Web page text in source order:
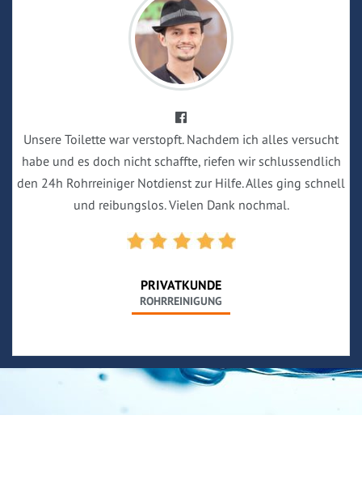
Unsere Toilette war verstopft. Nachdem ich alles versucht
habe und es doch nicht schaffte, riefen wir schlussendlich
den 24h Rohrreiniger Notdienst zur Hilfe. Alles ging schnell
und reibungslos. Vielen Dank nochmal.
PRIVATKUNDE
ROHRREINIGUNG